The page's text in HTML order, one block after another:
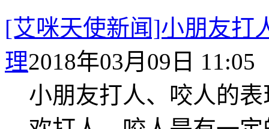
[艾咪天使新闻]小朋友打
理2018年03月09日 11:05
小朋友打人、咬人的